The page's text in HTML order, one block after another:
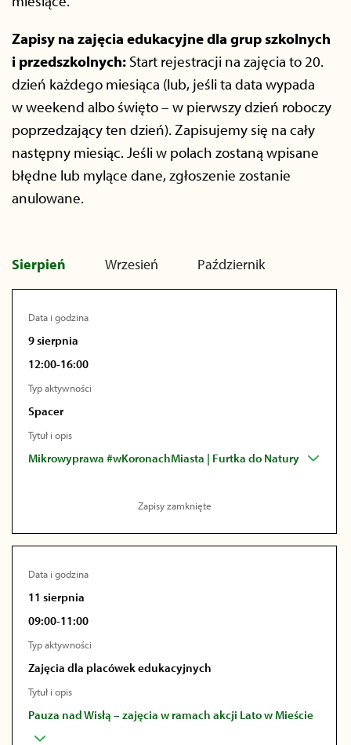
Zapisy na zajęcia edukacyjne dla grup szkolnych
i przedszkolnych: Start rejestracji na zajęcia to 20.
dzień każdego miesiąca (lub, jeśli ta data wypada
w weekend albo święto – w pierwszy dzień roboczy
poprzedzający ten dzień). Zapisujemy się na cały
następny miesiąc. Jeśli w polach zostaną wpisane
błędne lub mylące dane, zgłoszenie zostanie
anulowane.
Sierpień Wrzesień Październik
Data i godzina
9 sierpnia
12:00-16:00
Typ aktywności
Spacer
Tytuł i opis
Mikrowyprawa #wKoronachMiasta | Furtka do Natury
Zapisy zamknięte
Data i godzina
11 sierpnia
09:00-11:00
Typ aktywności
Zajęcia dla placówek edukacyjnych
Tytuł i opis
Pauza nad Wisłą – zajęcia w ramach akcji Lato w Mieście